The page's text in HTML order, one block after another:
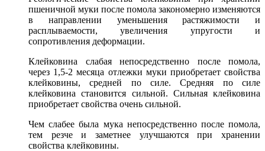
пшеничной муки после помола закономерно изменяются
в направлении уменьшения растяжимости и
расплываемости, увеличения упругости и
сопротивления деформации.
Клейковина слабая непосредственно после помола,
через 1,5-2 месяца отлежки муки приобретает свойства
клейковины, средней по силе. Средняя по силе
клейковина становится сильной. Сильная клейковина
приобретает свойства очень сильной.
Чем слабее была мука непосредственно после помола,
тем резче и заметнее улучшаются при хранении
свойства клейковины.